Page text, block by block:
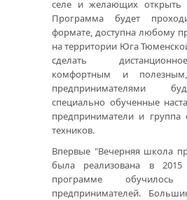
селе и желающих открыть
Программа будет
формате, доступна любому
на территории Юга
сделать
комфортным и
предпринимателями
специально обученные
предприниматели и группа
техников.
Впервые "Вечерняя школа
была реализована в
программе
предпринимателей.